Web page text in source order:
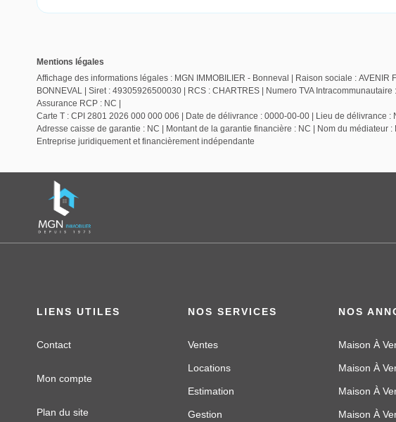
Mentions légales
Affichage des informations légales : MGN IMMOBILIER - Bonneval | Raison sociale :
BONNEVAL | Siret : 49305926500030 | RCS : CHARTRES | Numero TVA
Assurance RCP : NC |
Carte T : CPI 2801 2026 000 000 006 | Date de délivrance : 0000-00-00 | Lieu de délivrance
Adresse caisse de garantie : NC | Montant de la garantie financière : NC | Nom du médiateur
Entreprise juridiquement et financièrement indépendante
LIENS UTILES
Contact
Mon compte
Plan du site
NOS SERVICES
Ventes
Locations
Estimation
Gestion
NOS
Maison À
Maison À
Maison À
Maison À